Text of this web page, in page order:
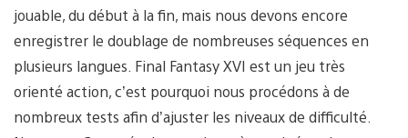
jouable, du début à la fin, mais nous devons encore
enregistrer le doublage de nombreuses séquences en
plusieurs langues. Final Fantasy XVI est un jeu très
orienté action, c’est pourquoi nous procédons à de
nombreux tests afin d’ajuster les niveaux de difficulté.